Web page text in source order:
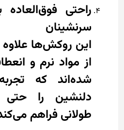
راحتی فوق‌العاده
سرنشینان
این روکش‌ها علاوه
از مواد نرم و
شده‌اند که
دلنشین را
طولانی فراهم